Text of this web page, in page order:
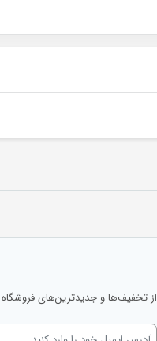
از تخفیف‌ها و جدیدترین‌های فروشگاه